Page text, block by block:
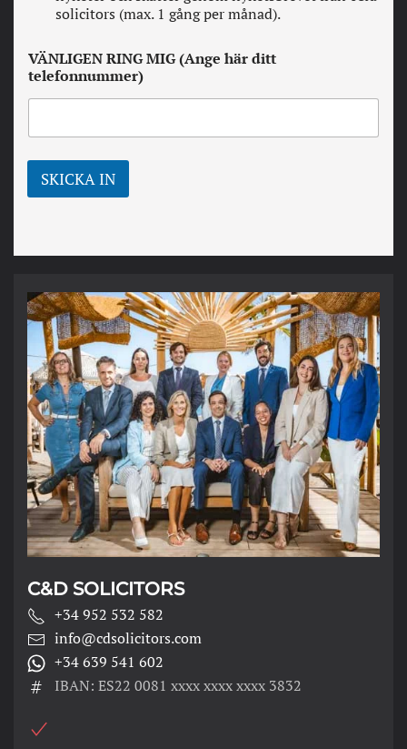
l
k
o
r
e
t
t
r
solicitors (max. 1 gång per månad).
VÄNLIGEN RING MIG (Ange här ditt
telefonnummer)
SKICKA IN
C&D SOLICITORS
+34 952 532 582
info@cdsolicitors.com
+34 639 541 602
IBAN: ES22 0081 xxxx xxxx xxxx 3832